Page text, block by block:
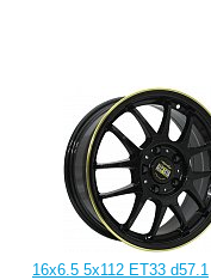
16x6.5 5x112 ET33 d57.1